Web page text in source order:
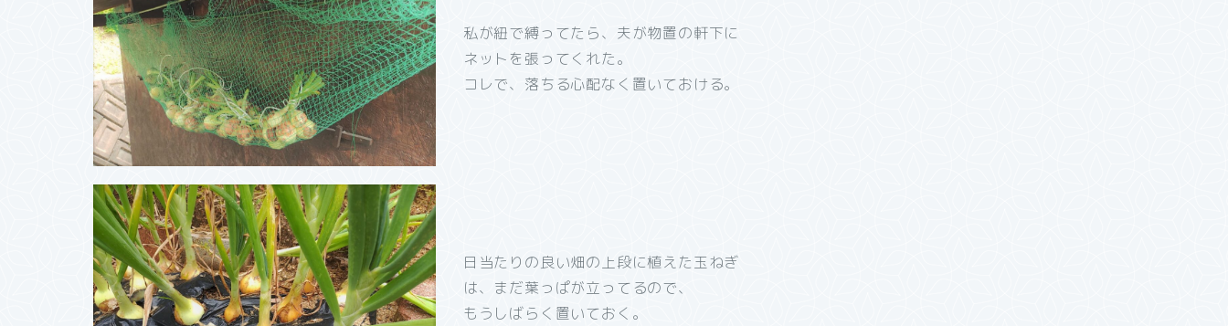
私が紐で縛ってたら、夫が物置の軒下に
ネットを張ってくれた。
コレで、落ちる心配なく置いておける。
日当たりの良い畑の上段に植えた玉ねぎ
は、まだ葉っぱが立ってるので、
もうしばらく置いておく。